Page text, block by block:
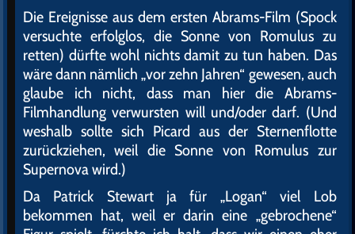
Die Ereignisse aus dem ersten Abrams-Film (Spock
versuchte erfolglos, die Sonne von Romulus zu
retten) dürfte wohl nichts damit zu tun haben. Das
wäre dann nämlich „vor zehn Jahren“ gewesen, auch
glaube ich nicht, dass man hier die Abrams-
Filmhandlung verwursten will und/oder darf. (Und
weshalb sollte sich Picard aus der Sternenflotte
zurückziehen, weil die Sonne von Romulus zur
Supernova wird.)
Da Patrick Stewart ja für „Logan“ viel Lob
bekommen hat, weil er darin eine „gebrochene“